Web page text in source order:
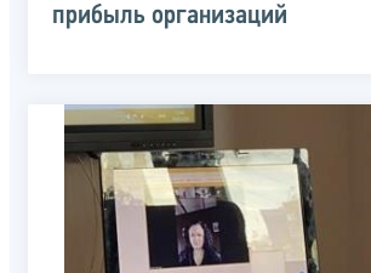
прибыль организаций